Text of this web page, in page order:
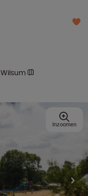
Wilsum
Inzoomen